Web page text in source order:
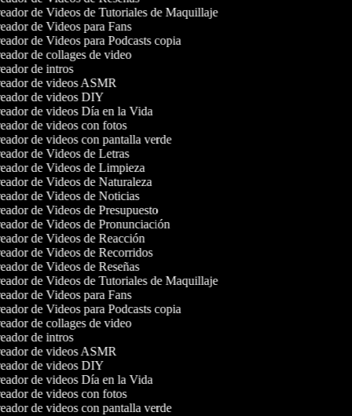
de Videos de Tutoriales de Maquillaje
de Videos para Fans
de Videos para Podcasts copia
de collages de video
de intros
de videos ASMR
de videos DIY
de videos Día en la Vida
de videos con fotos
de videos con pantalla verde
de Videos de Letras
de Videos de Limpieza
de Videos de Naturaleza
de Videos de Noticias
de Videos de Presupuesto
de Videos de Pronunciación
de Videos de Reacción
de Videos de Recorridos
de Videos de Reseñas
de Videos de Tutoriales de Maquillaje
de Videos para Fans
de Videos para Podcasts copia
de collages de video
de intros
de videos ASMR
de videos DIY
de videos Día en la Vida
de videos con fotos
de videos con pantalla verde